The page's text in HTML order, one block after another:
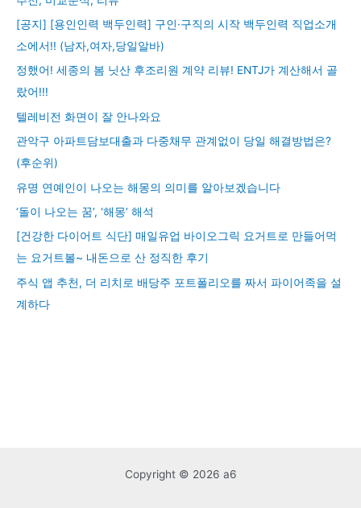
[공지] [용인인력 백두인력] 구인·구직의 시작 백두인력 직업소개
소에서!! (남자,여자,당일알바)
정했어! 세종의 봄 닛산 후조리원 계약 리뷰! ENTJ가 계산해서 골
랐어!!!
텔레비전 화면이 잘 안나와요
관악구 아파트담보대출과 다중채무 관계없이 당일 해결방법은?
(후순위)
유명 연예인이 나오는 해몽의 의미를 알아보겠습니다
‘돌이 나오는 꿈’, ‘해몽’ 해석
[건강한 다이어트 식단] 매일유업 바이오그릭 요거트로 만들어먹
는 요거트볼~ 내돈으로 산 정직한 후기
주식 앱 추천, 더 리치로 배당주 포트폴리오를 짜서 파이어족을 설
계하다
Copyright © 2026 a6